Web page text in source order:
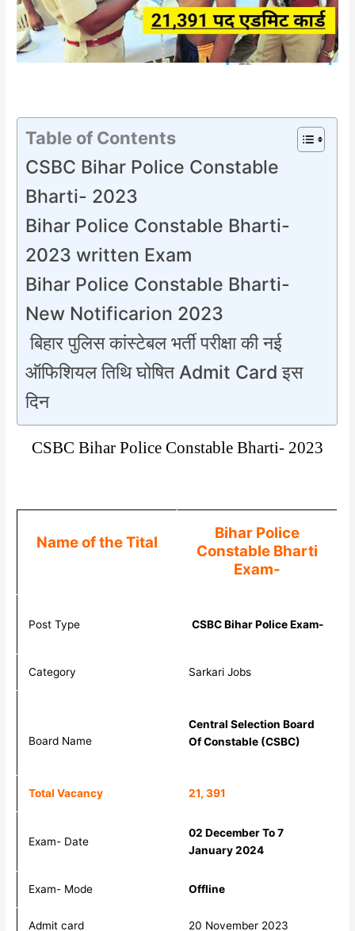
Table of Contents
CSBC Bihar Police Constable
Bharti- 2023
Bihar Police Constable Bharti-
2023 written Exam
Bihar Police Constable Bharti-
New Notificarion 2023
बिहार पुलिस कांस्टेबल भर्ती परीक्षा की नई
ऑफिशियल तिथि घोषित Admit Card इस
दिन
CSBC Bihar Police Constable Bharti- 2023
Name of the Tital
Bihar Police
Constable Bharti
Exam-
Post Type CSBC Bihar Police Exam-
Category Sarkari Jobs
Board Name
Central Selection Board
Of Constable (CSBC)
Total Vacancy 21, 391
Exam- Date
02 December To 7
January 2024
Exam- Mode Offline
Admit card 20 November 2023